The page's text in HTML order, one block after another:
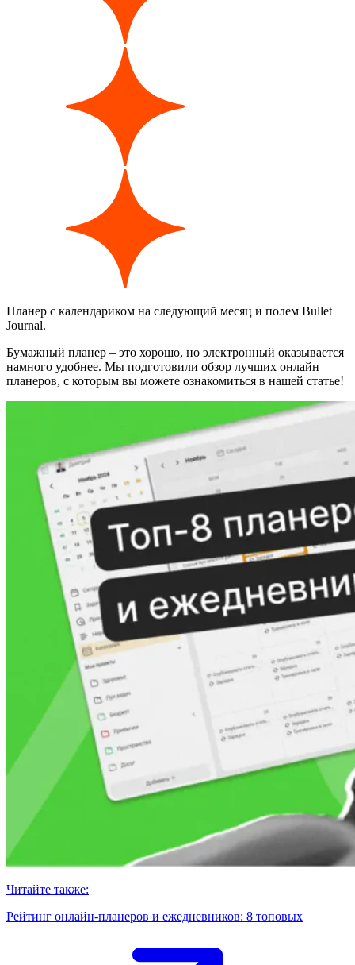
Планер с календариком на следующий месяц и полем Bullet
Journal.
Бумажный планер – это хорошо, но электронный оказывается
намного удобнее. Мы подготовили обзор лучших онлайн
планеров, с которым вы можете ознакомиться в нашей статье!
Читайте также:
Рейтинг онлайн-планеров и ежедневников: 8 топовых